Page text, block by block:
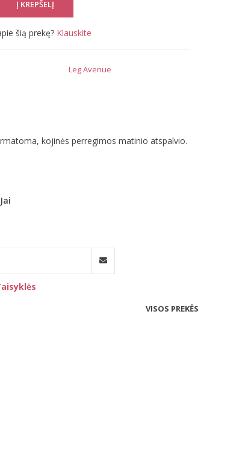
šią prekę? Klauskite
Leg Avenue
kojinės perregimos matinio atspalvio.
Jai
VISOS PREKĖS